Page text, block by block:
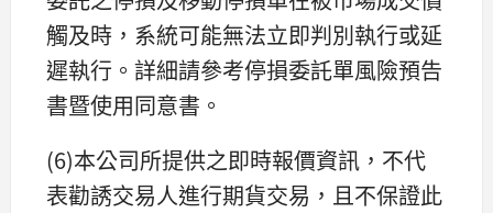
觸及時，系統可能無法立即判別執行或延
遲執行。詳細請參考停損委託單風險預告
書暨使用同意書。
(6)本公司所提供之即時報價資訊，不代
表勸誘交易人進行期貨交易，且不保證此